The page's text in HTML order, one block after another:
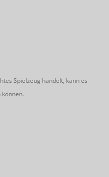
Spielzeug handelt, kann es